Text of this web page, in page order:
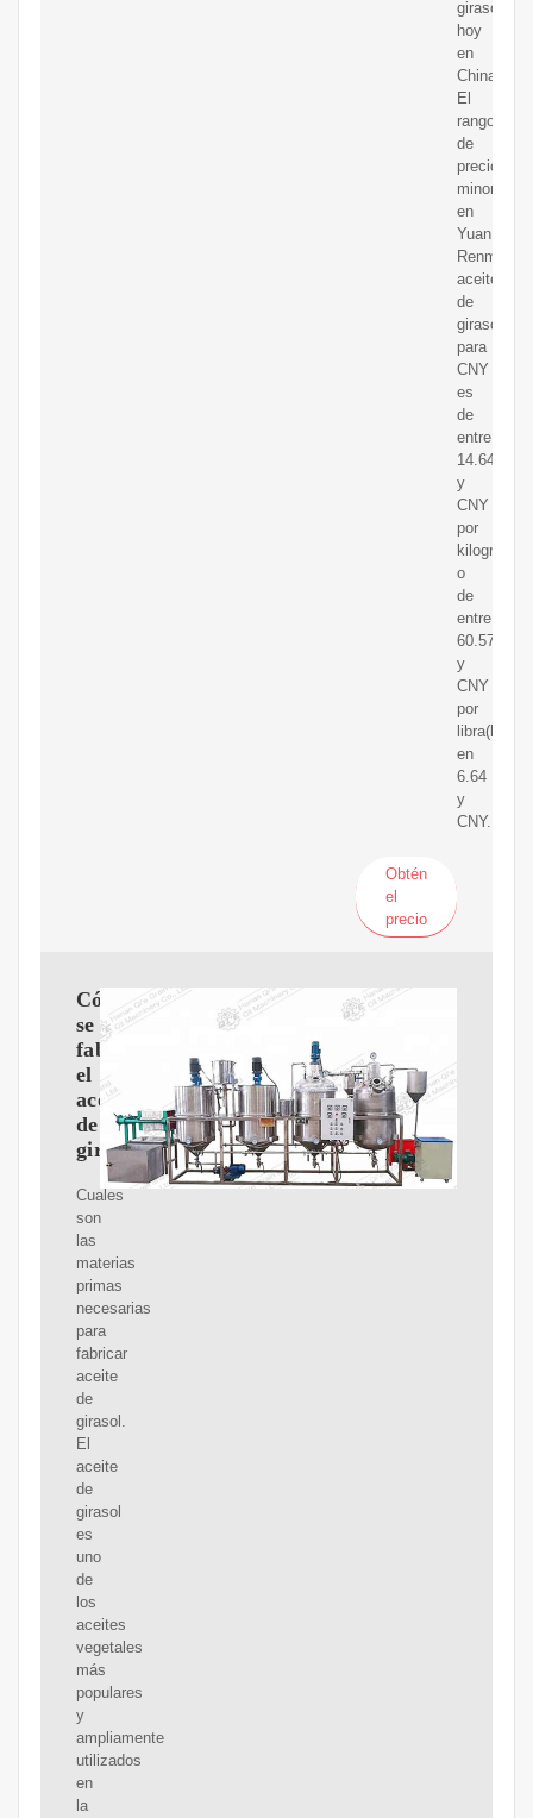
girasol
hoy
en
China.
El
rango
de
precios
minoristas
en
Yuan
Renminbi
aceite
de
girasol
para
CNY
es
de
entre
14.64
y
CNY
por
kilogramo
o
de
entre
60.57
y
CNY
por
libra(lb)
en
6.64
y
CNY.
Obtén
el
precio
Cómo
se
fabrica
el
aceite
de
girasol
Cuales
son
las
materias
primas
necesarias
para
fabricar
aceite
de
girasol.
El
aceite
de
girasol
es
uno
de
los
aceites
vegetales
más
populares
y
ampliamente
utilizados
en
la